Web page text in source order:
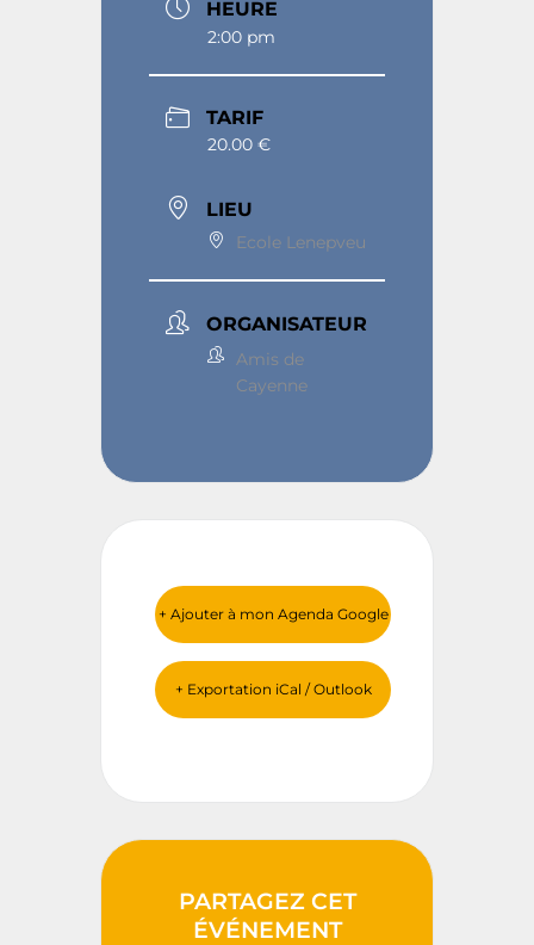
HEURE
2:00 pm
TARIF
20.00 €
LIEU
Ecole Lenepveu
ORGANISATEUR
Amis de
Cayenne
+ Ajouter à mon Agenda Google
+ Exportation iCal / Outlook
PARTAGEZ CET
ÉVÉNEMENT